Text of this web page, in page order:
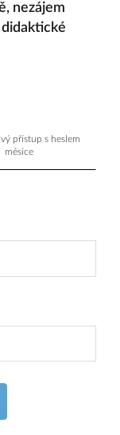
nezájem
přístup s heslem
měsíce